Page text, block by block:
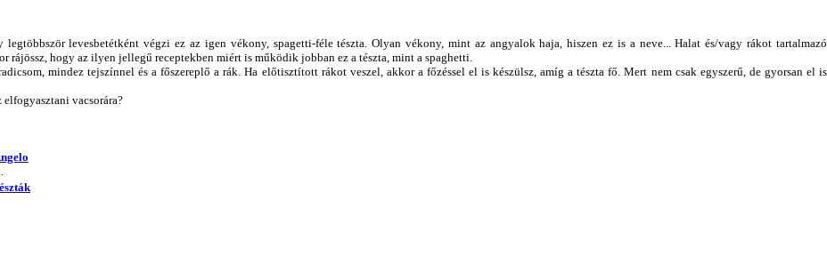
levesbetétként végzi ez az igen vékony, spagetti-féle tészta. Olyan vékony, mint az angyalok haja, hiszen ez is a neve... Halat és/vagy rákot tartalmazó
rájössz, hogy az ilyen jellegű receptekben miért is működik jobban ez a tészta, mint a spaghetti.
mindez tejszínnel és a főszereplő a rák. Ha előtisztított rákot veszel, akkor a főzéssel el is készülsz, amíg a tészta fő. Mert nem csak egyszerű, de gyorsan el is
vacsorára?